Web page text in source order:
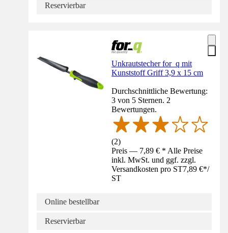
Reservierbar
Unkrautstecher for_q mit
Kunststoff Griff 3,9 x 15 cm
Durchschnittliche Bewertung:
3 von 5 Sternen. 2
Bewertungen.
(2)
Preis — 7,89 € * Alle Preise
inkl. MwSt. und ggf. zzgl.
Versandkosten pro ST7,89 €*/
ST
Online bestellbar
Reservierbar